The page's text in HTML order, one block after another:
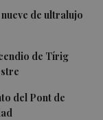
de ultralujo
de Tírig
del Pont de